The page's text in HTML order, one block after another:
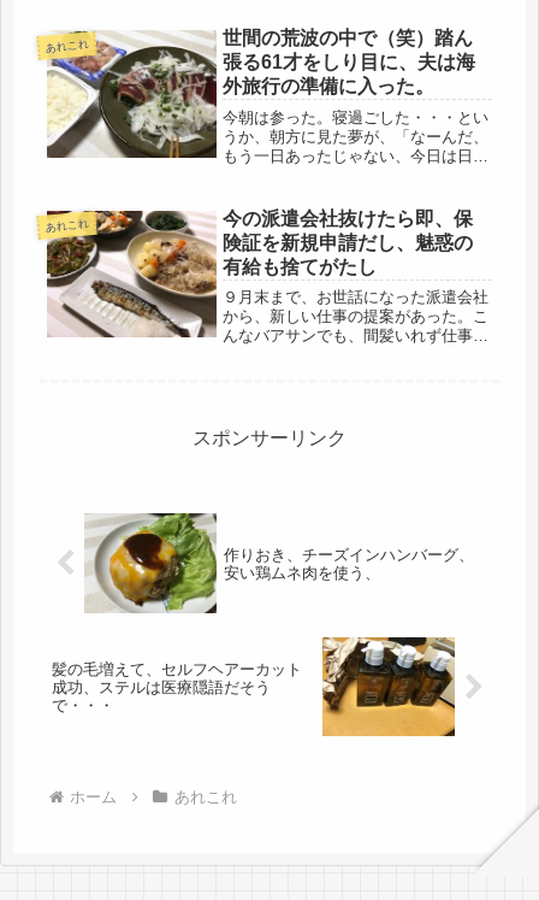
日、仕事から帰れば、きっと、のびの
び...
あれこれ
世間の荒波の中で（笑）踏ん
張る61才をしり目に、夫は海
外旅行の準備に入った。
今朝は参った。寝過ごした・・・とい
うか、朝方に見た夢が、「なーんだ、
もう一日あったじゃない、今日は日曜
だ。何度も目が醒め、ハッ！正夢じゃ
なかった、月曜でした。ボケてるの
だ...
あれこれ
今の派遣会社抜けたら即、保
険証を新規申請だし、魅惑の
有給も捨てがたし
９月末まで、お世話になった派遣会社
から、新しい仕事の提案があった。こ
んなバアサンでも、間髪いれず仕事を
起...
スポンサーリンク
作りおき、チーズインハンバーグ、
安い鶏ムネ肉を使う、
髪の毛増えて、セルフヘアーカット
成功、ステルは医療隠語だそう
で・・・
ホーム あれこれ